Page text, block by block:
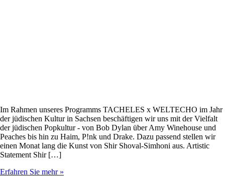
Im Rahmen unseres Programms TACHELES x WELTECHO im Jahr
der jüdischen Kultur in Sachsen beschäftigen wir uns mit der Vielfalt
der jüdischen Popkultur - von Bob Dylan über Amy Winehouse und
Peaches bis hin zu Haim, P!nk und Drake. Dazu passend stellen wir
einen Monat lang die Kunst von Shir Shoval-Simhoni aus. Artistic
Statement Shir […]
Erfahren Sie mehr »